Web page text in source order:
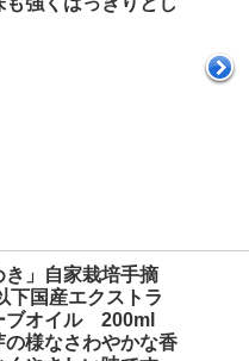
き」自家栽培手摘
下国産エクストラ
ブオイル 200ml
様なさわやかな香